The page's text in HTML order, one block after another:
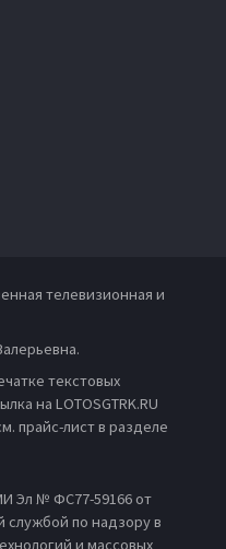
телевизионная и
текстовых
на LOTOSGTRK.RU
прайс-лист в разделе
Эл № ФС77-59166 от
службой по надзору в
и массовых